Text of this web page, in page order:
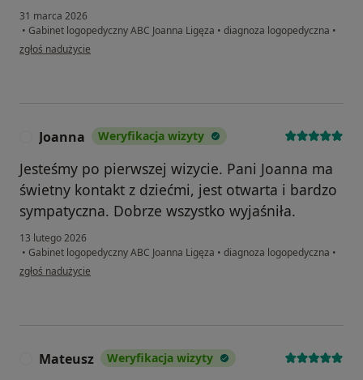
31 marca 2026
• Gabinet logopedyczny ABC Joanna Ligęza • diagnoza logopedyczna •
w opinii użytkownika Paulina
zgłoś nadużycie
Joanna Weryfikacja wizyty
Jesteśmy po pierwszej wizycie. Pani Joanna ma
świetny kontakt z dziećmi, jest otwarta i bardzo
sympatyczna. Dobrze wszystko wyjaśniła.
13 lutego 2026
• Gabinet logopedyczny ABC Joanna Ligęza • diagnoza logopedyczna •
w opinii użytkownika Joanna
zgłoś nadużycie
Mateusz Weryfikacja wizyty